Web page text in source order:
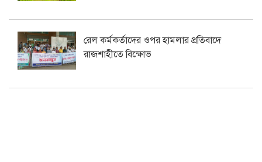
রেল কর্মকর্তাদের ওপর হামলার প্রতিবাদে
রাজশাহীতে বিক্ষোভ